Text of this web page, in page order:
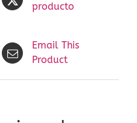
producto
Email This
Product